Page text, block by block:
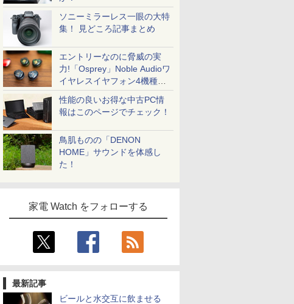
ソニーミラーレス一眼の大特
集！ 見どころ記事まとめ
エントリーなのに脅威の実
力!「Osprey」Noble Audioワ
イヤレスイヤフォン4機種を
一気に聴く
性能の良いお得な中古PC情
報はこのページでチェック！
鳥肌ものの「DENON
HOME」サウンドを体感し
た！
家電 Watch をフォローする
最新記事
ビールと水交互に飲ませる